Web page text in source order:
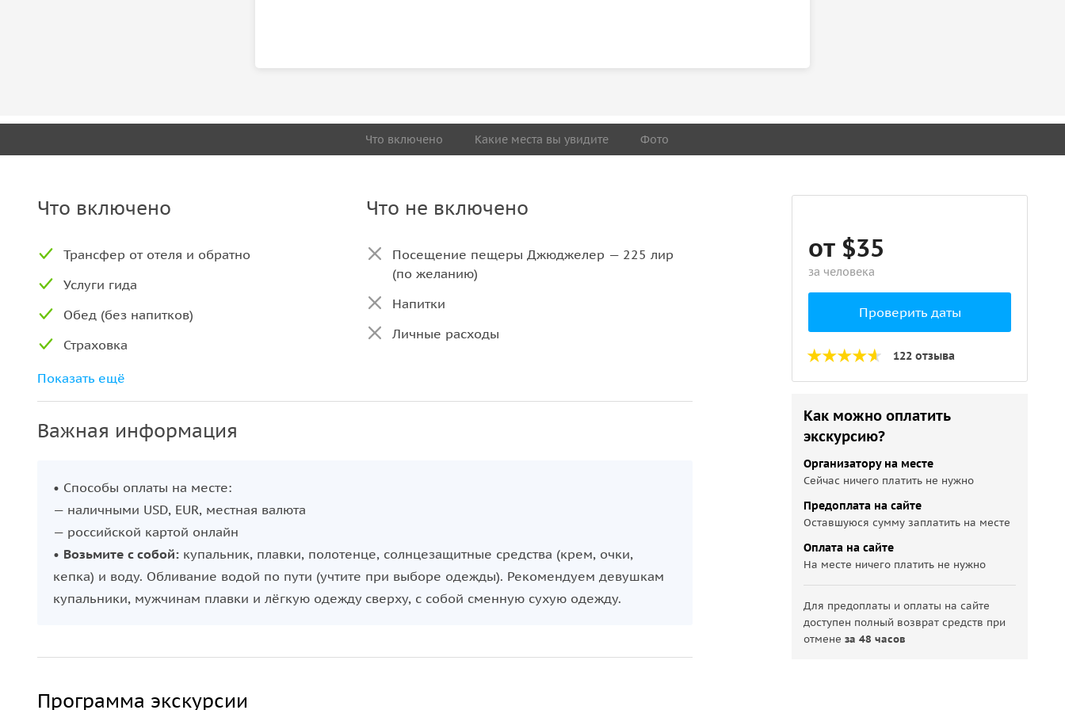
Что включено Какие места вы увидите Фото
Что включено
Трансфер от отеля и обратно
Услуги гида
Обед (без напитков)
Страховка
Вход в каньон Сападере
Обливание водой из водных пистолетов
(учтите при выборе одежды)
Что не включено
Посещение пещеры Джюджелер — 225 лир
(по желанию)
Напитки
Личные расходы
Показать ещё
Важная информация
• Способы оплаты на месте:
— наличными USD, EUR, местная валюта
— российской картой онлайн
• Возьмите с собой: купальник, плавки, полотенце, солнцезащитные средства (крем, очки,
кепка) и воду. Обливание водой по пути (учтите при выборе одежды). Рекомендуем девушкам
купальники, мужчинам плавки и лёгкую одежду сверху, с собой сменную сухую одежду.
Программа экскурсии
от $35
за человека
Проверить даты
122 отзыва
Как можно оплатить
экскурсию?
Организатору на месте
Сейчас ничего платить не нужно
Предоплата на сайте
Оставшуюся сумму заплатить на месте
Оплата на сайте
На месте ничего платить не нужно
Для предоплаты и оплаты на сайте
доступен полный возврат средств при
отменеза 48 часов